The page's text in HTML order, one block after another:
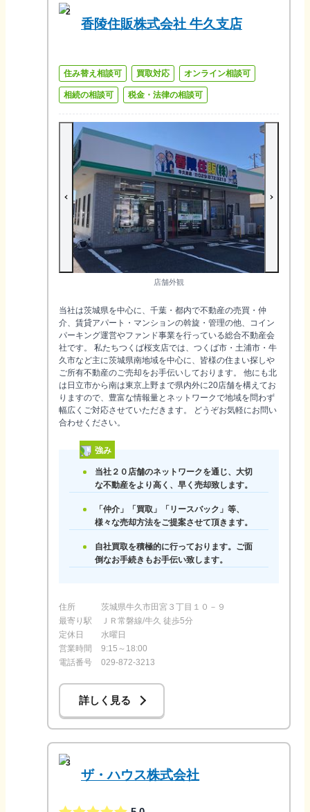
2
香陵住販株式会社 牛久支店
住み替え相談可 買取対応 オンライン相談可
相続の相談可 税金・法律の相談可
店舗外観
当社は茨城県を中心に、千葉・都内で不動産の売買・仲
介、賃貸アパート・マンションの斡旋・管理の他、コイン
パーキング運営やファンド事業を行っている総合不動産会
社です。 私たちつくば桜支店では、つくば市・土浦市・牛
久市など主に茨城県南地域を中心に、皆様の住まい探しや
ご所有不動産のご売却をお手伝いしております。 他にも北
は日立市から南は東京上野まで県内外に20店舗を構えてお
りますので、豊富な情報量とネットワークで地域を問わず
幅広くご対応させていただきます。 どうぞお気軽にお問い
合わせください。
強み
当社２０店舗のネットワークを通じ、大切
な不動産をより高く、早く売却致します。
「仲介」「買取」「リースバック」等、
様々な売却方法をご提案させて頂きます。
自社買取を積極的に行っております。ご面
倒なお手続きもお手伝い致します。
住所
茨城県牛久市田宮３丁目１０－９
最寄り駅
ＪＲ常磐線/牛久 徒歩5分
定休日
水曜日
営業時間
9:15～18:00
電話番号
029-872-3213
詳しく見る
3
ザ・ハウス株式会社